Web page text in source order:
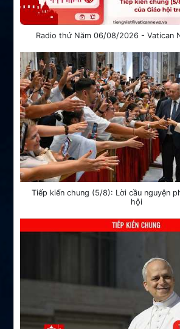
Radio thứ Năm 06/08/2026 - Vatican
Tiếp kiến chung (5/8): Lời cầu nguyện
hội